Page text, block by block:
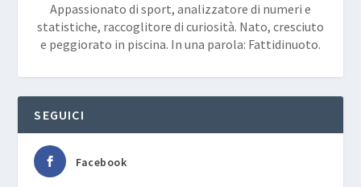
Appassionato di sport, analizzatore di numeri e
statistiche, raccoglitore di curiosità. Nato, cresciuto
e peggiorato in piscina. In una parola: Fattidinuoto.
SEGUICI
Facebook